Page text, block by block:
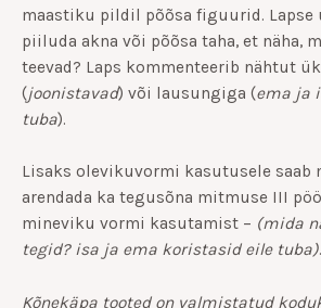
maastiku pildil põõsa figuurid. Lapse
piiluda akna või põõsa taha, et näha,
teevad? Laps kommenteerib nähtut
(joonistavad) või lausungiga (ema ja
tuba).
Lisaks olevikuvormi kasutusele saab
arendada ka tegusõna mitmuse III
mineviku vormi kasutamist – (mida
tegid? isa ja ema koristasid eile tuba).
Kõnekäpa tooted on valmistatud